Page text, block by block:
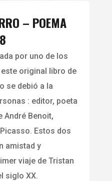
– POEMA
por uno de los
original libro de
se debió a la
: editor, poeta
André Benoit,
Estos dos
amistad y
viaje de Tristan
siglo XX.